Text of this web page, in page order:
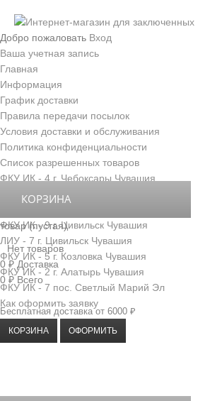
Добро пожаловать Вход
Ваша учетная запись
Главная
Информация
График доставки
Правила передачи посылок
Условия доставки и обслуживания
Политика конфиденциальности
Список разрешенных товаров
ФКУ ИК - 4 г. Чебоксары Чувашия
ФКУ ИК - 3 г. Новочебоксарск Чувашия
ФКУ ИК - 9 г. Цивильск Чувашия
ЛИУ - 7 г. Цивильск Чувашия
ФКУ ИК - 5 г. Козловка Чувашия
ФКУ ИК - 2 г. Алатырь Чувашия
ФКУ ИК - 7 пос. Светлый Марий Эл
Как оформить заявку
КОРЗИНА
товар (пустая)
Нет товаров
0 ₽ Доставка
0 ₽ Всего
Бесплатная доставка от 6000 ₽
КОРЗИНА ОФОРМИТЬ